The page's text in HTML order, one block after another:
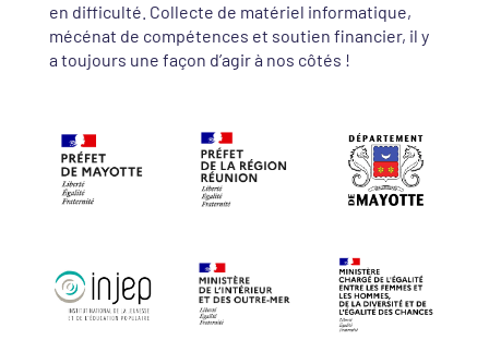
en difficulté. Collecte de matériel informatique,
mécénat de compétences et soutien financier, il y
a toujours une façon d’agir à nos côtés !